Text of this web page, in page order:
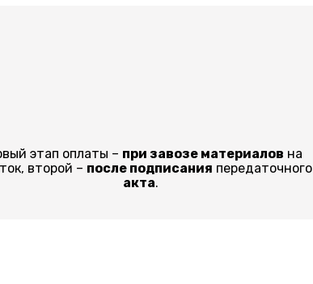
этап оплаты – при завозе материалов на
второй – после подписания передаточного
акта.